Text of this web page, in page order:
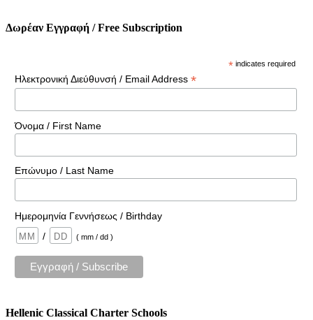
Δωρέαν Εγγραφή / Free Subscription
* indicates required
Ηλεκτρονική Διεύθυνσή / Email Address *
Όνομα / First Name
Επώνυμο / Last Name
Ημερομηνία Γεννήσεως / Birthday
/
( mm / dd )
Hellenic Classical Charter Schools